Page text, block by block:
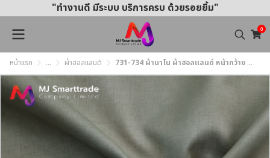
"ทำงานดี มีระบบ บริการครบ ด้วยรอยยิ้ม"
0
หน้าแรก ... ผ้าฮอลแลนด์ 731-734 ผ้านาโน ผ้าฮอลแลนด์ หน้ากว้าง 145±3